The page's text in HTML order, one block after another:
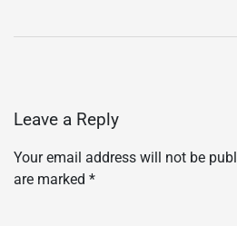
Leave a Reply
Your email address will not be
are marked *